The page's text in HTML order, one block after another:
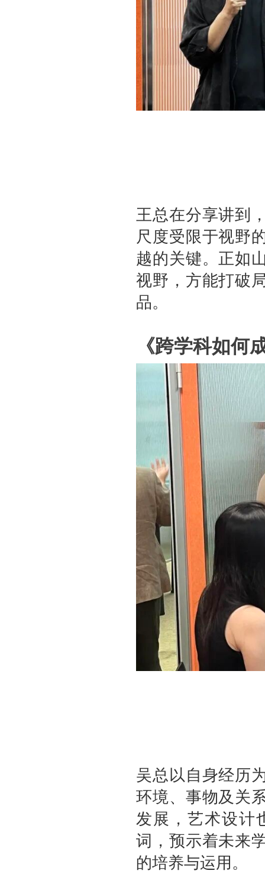
王总在分享讲到
尺度受限于视野
越的关键。正如
视野，方能打破
品。
《跨学科如何
吴总以自身经历
环境、事物及关
发展，艺术设计
词，预示着未来
的培养与运用。